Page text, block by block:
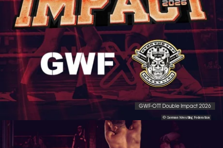
© German Wrestling Federation
GWF-OTT Double Impact 2026